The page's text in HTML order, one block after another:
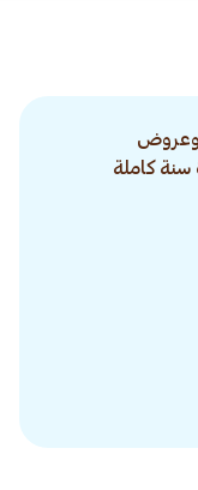
وعروض
كاملة